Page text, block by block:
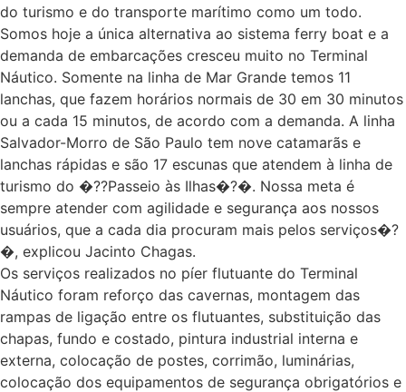
do turismo e do transporte marítimo como um todo.
Somos hoje a única alternativa ao sistema ferry boat e a
demanda de embarcações cresceu muito no Terminal
Náutico. Somente na linha de Mar Grande temos 11
lanchas, que fazem horários normais de 30 em 30 minutos
ou a cada 15 minutos, de acordo com a demanda. A linha
Salvador-Morro de São Paulo tem nove catamarãs e
lanchas rápidas e são 17 escunas que atendem à linha de
turismo do �??Passeio às Ilhas�?�. Nossa meta é
sempre atender com agilidade e segurança aos nossos
usuários, que a cada dia procuram mais pelos serviços�?
�, explicou Jacinto Chagas.
Os serviços realizados no píer flutuante do Terminal
Náutico foram reforço das cavernas, montagem das
rampas de ligação entre os flutuantes, substituição das
chapas, fundo e costado, pintura industrial interna e
externa, colocação de postes, corrimão, luminárias,
colocação dos equipamentos de segurança obrigatórios e